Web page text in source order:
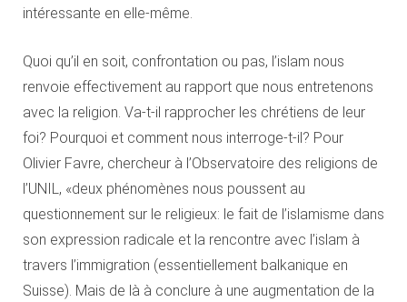
intéressante en elle-même.
Quoi qu’il en soit, confrontation ou pas, l’islam nous
renvoie effectivement au rapport que nous entretenons
avec la religion. Va-t-il rapprocher les chrétiens de leur
foi? Pourquoi et comment nous interroge-t-il? Pour
Olivier Favre, chercheur à l’Observatoire des religions de
l’UNIL, «deux phénomènes nous poussent au
questionnement sur le religieux: le fait de l’islamisme dans
son expression radicale et la rencontre avec l’islam à
travers l’immigration (essentiellement balkanique en
Suisse). Mais de là à conclure à une augmentation de la